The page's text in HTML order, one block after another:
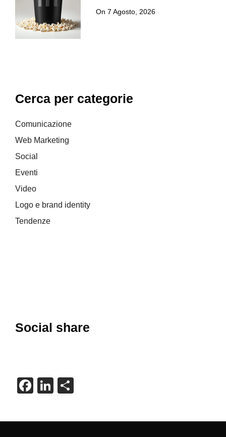
On 7 Agosto, 2026
Cerca per categorie
Comunicazione
Web Marketing
Social
Eventi
Video
Logo e brand identity
Tendenze
Social share
F
c
Li
k
n